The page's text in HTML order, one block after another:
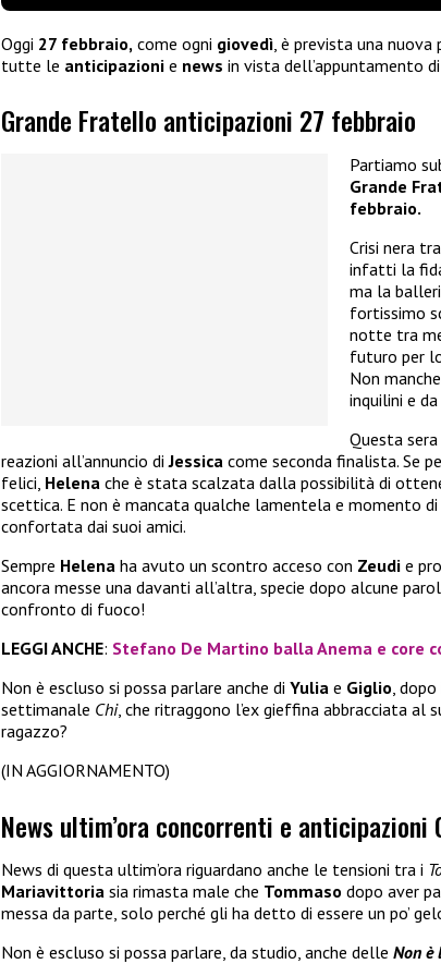
Oggi 27 febbraio, come ogni giovedì , è prevista una
tutte le anticipazioni e news in vista dell’appuntamento
Grande Fratello anticipazioni 27 febbraio
Partiamo
Grande
febbraio.
Crisi nera
infatti la
ma la
fortissimo
notte tra
futuro per
Non
inquilini e
Questa
reazioni all’annuncio diJessica come seconda finalista. Se
felici, Helena che è stata scalzata dalla possibilità di
scettica. E non è mancata qualche lamentela e momento
confortata dai suoi amici.
Sempre Helena ha avuto un scontro acceso con Zeudi e
ancora messe una davanti all’altra, specie dopo alcune
confronto di fuoco!
LEGGI ANCHE: Stefano De Martino balla Anema e core
Non è escluso si possa parlare anche di Yulia e Giglio,
settimanale Chi, che ritraggono l’ex gieffina abbracciata al
ragazzo?
(IN AGGIORNAMENTO)
News ultim’ora concorrenti e anticipazioni
News di questa ultim’ora riguardano anche le tensioni tra i
Mariavittoria sia rimasta male che Tommaso dopo aver
messa da parte, solo perché gli ha detto di essere un po’
Non è escluso si possa parlare, da studio, anche delle Non è